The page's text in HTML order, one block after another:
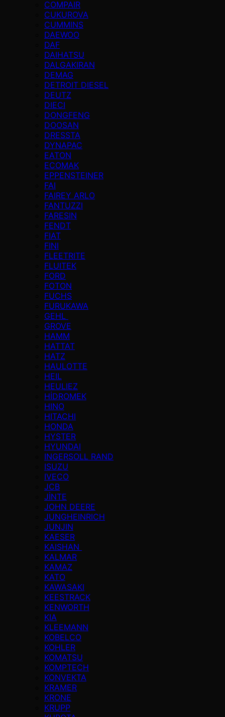
COMPAIR
CUKUROVA
CUMMINS
DAEWOO
DAF
DAIHATSU
DALGAKIRAN
DEMAG
DETROIT DIESEL
DEUTZ
DIECI
DONGFENG
DOOSAN
DRESSTA
DYNAPAC
EATON
ECOMAK
EPPENSTEINER
FAI
FAIREY ARLO
FANTUZZI
FARESIN
FENDT
FIAT
FINI
FLEETRITE
FLUITEK
FORD
FOTON
FUCHS
FURUKAWA
GEHL
GROVE
HAMM
HATTAT
HATZ
HAULOTTE
HEIL
HEULIEZ
HİDROMEK
HINO
HITACHI
HONDA
HYSTER
HYUNDAI
INGERSOLL RAND
ISUZU
IVECO
JCB
JİNTE
JOHN DEERE
JUNGHEINRICH
JUNJIN
KAESER
KAISHAN
KALMAR
KAMAZ
KATO
KAWASAKI
KEESTRACK
KENWORTH
KIA
KLEEMANN
KOBELCO
KOHLER
KOMATSU
KOMPTECH
KONVEKTA
KRAMER
KRONE
KRUPP